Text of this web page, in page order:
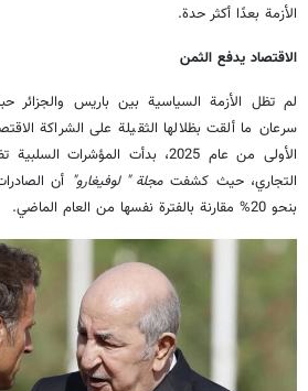
الأزمة بعدًا أكثر حدة.
الاقتصاد يدفع الثمن
لم تظل الأزمة السياسية بين باريس والجزائر
سرعان ما ألقت بظلالها الثقيلة على الشراكة
الأولى من عام 2025، بدأت
التجاري، حيث كشفت مجلة " لوفيغارو" أن
بنحو 20% مقارنة بالفترة نفسها من العام الماضي.